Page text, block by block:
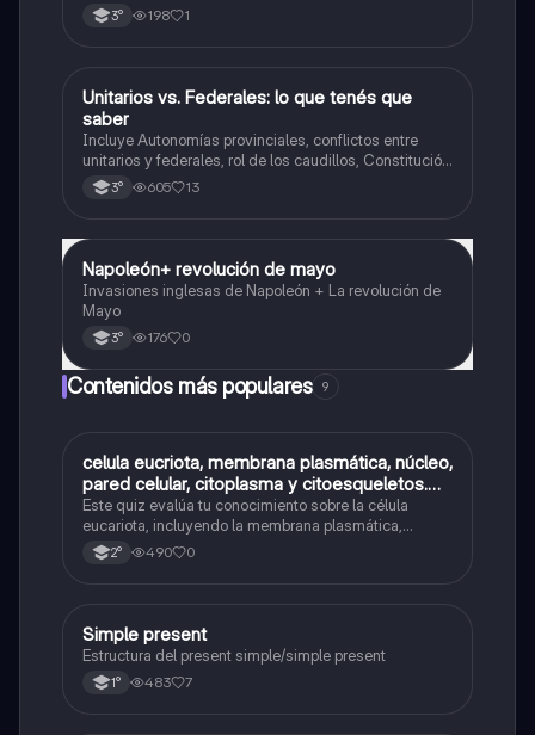
3° 198 1
Historia
Unitarios vs. Federales: lo que tenés que
saber
Incluye Autonomías provinciales, conflictos entre
unitarios y federales, rol de los caudillos, Constitución
de 1826, figura de Dorrego y hegemonía de Rosas,
resumen, comparaciones y línea del tiempo.
3° 605 13
Historia
Napoleón+ revolución de mayo
Invasiones inglesas de Napoleón + La revolución de
Mayo
3° 176 0
Contenidos más populares 9
CBiología
celula eucriota, membrana plasmática, núcleo,
pared celular, citoplasma y citoesqueletos.
nombre se las partes de la celula eucariota
Este quiz evalúa tu conocimiento sobre la célula
eucariota, incluyendo la membrana plasmática,
núcleo, pared celular, citoplasma y citoesqueleto.
2° 490 0
Inglés
Simple present
Estructura del present simple/simple present
1° 483 7